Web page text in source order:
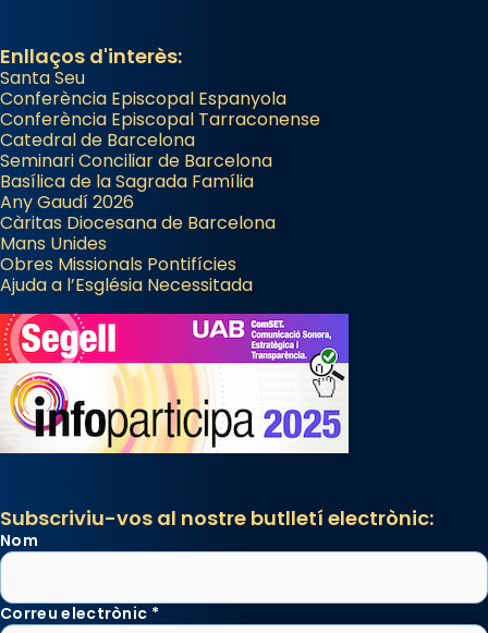
Enllaços d'interès:
Santa Seu
Conferència Episcopal Espanyola
Conferència Episcopal Tarraconense
Catedral de Barcelona
Seminari Conciliar de Barcelona
Basílica de la Sagrada Família
Any Gaudí 2026
Càritas Diocesana de Barcelona
Mans Unides
Obres Missionals Pontifícies
Ajuda a l’Església Necessitada
Subscriviu-vos al nostre butlletí electrònic:
Nom
Correu electrònic *